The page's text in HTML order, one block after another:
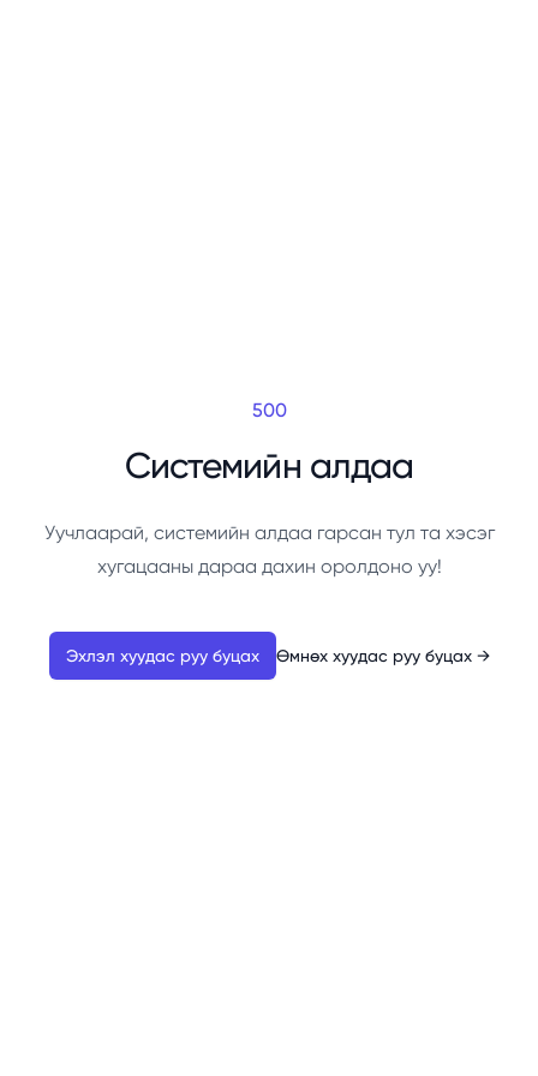
500
Системийн алдаа
Уучлаарай, системийн алдаа гарсан тул та хэсэг
хугацааны дараа дахин оролдоно уу!
Эхлэл хуудас руу буцах Өмнөх хуудас руу буцах →